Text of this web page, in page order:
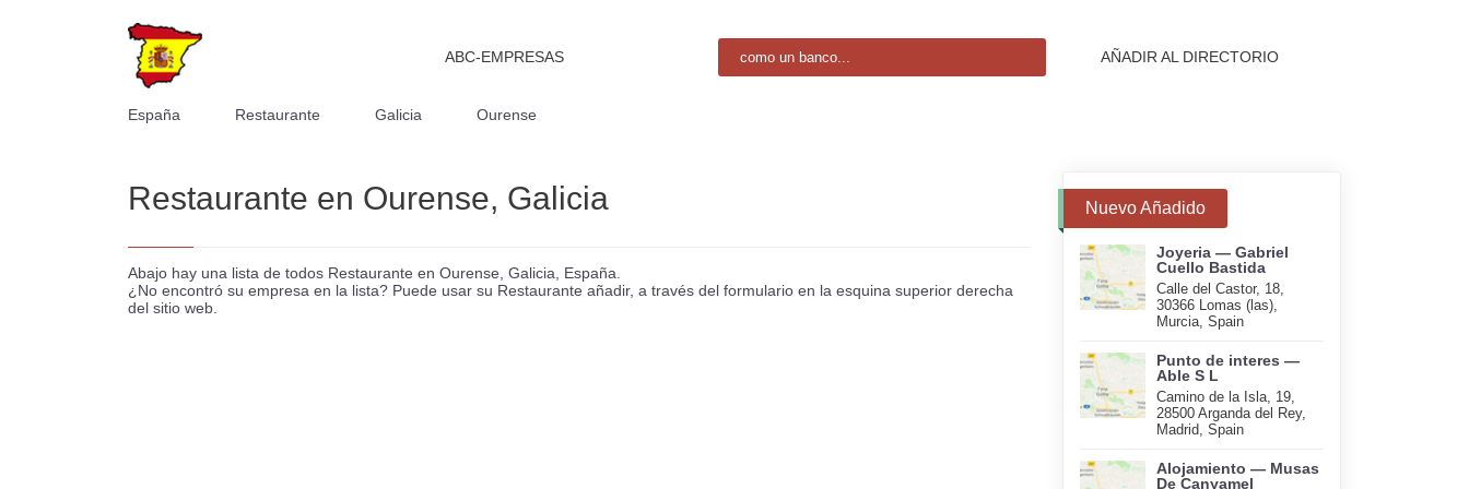
ABC-EMPRESAS AÑADIR AL DIRECTORIO
España Restaurante Galicia Ourense
Restaurante en Ourense, Galicia
Abajo hay una lista de todos Restaurante en Ourense, Galicia, España.
¿No encontró su empresa en la lista? Puede usar su Restaurante añadir, a través del formulario en la esquina superior derecha
del sitio web.
Nuevo Añadido
Joyeria — Gabriel
Cuello Bastida
Calle del Castor, 18,
30366 Lomas (las),
Murcia, Spain
Punto de interes —
Able S L
Camino de la Isla, 19,
28500 Arganda del Rey,
Madrid, Spain
Alojamiento — Musas
De Canyamel